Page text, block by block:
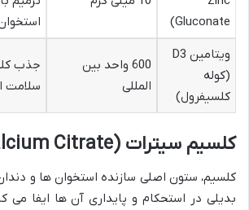
Gluconate)
ویتامین D3
(کوله
کلسیفرول)
600 واحد بین
المللی
جذب
سلامت
کلسیم سیترات (Calcium Citrate)
کلسیم، ستون اصلی سازنده استخوان ها و
بدیلی در استحکام و پایداری آن ها ایفا می